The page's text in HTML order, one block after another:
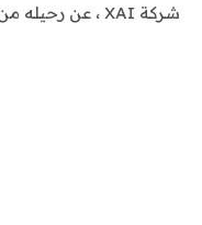
شركة XAI ، عن رحيله من الشركة يوم الأربعاء في…